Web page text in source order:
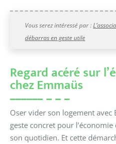
Vous serez intéressé par :
débarras en geste utile
Regard acéré sur
chez Emmaüs
Oser vider son logement avec
geste concret pour
son quotidien. Et cette